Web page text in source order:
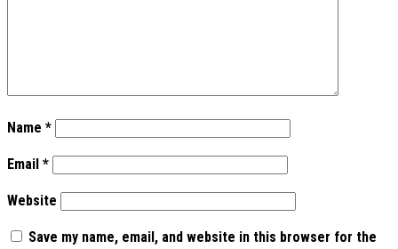
Name *
Email *
Website
Save my name, email, and website in this browser for the